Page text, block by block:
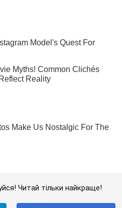
Читай тільки найкраще!